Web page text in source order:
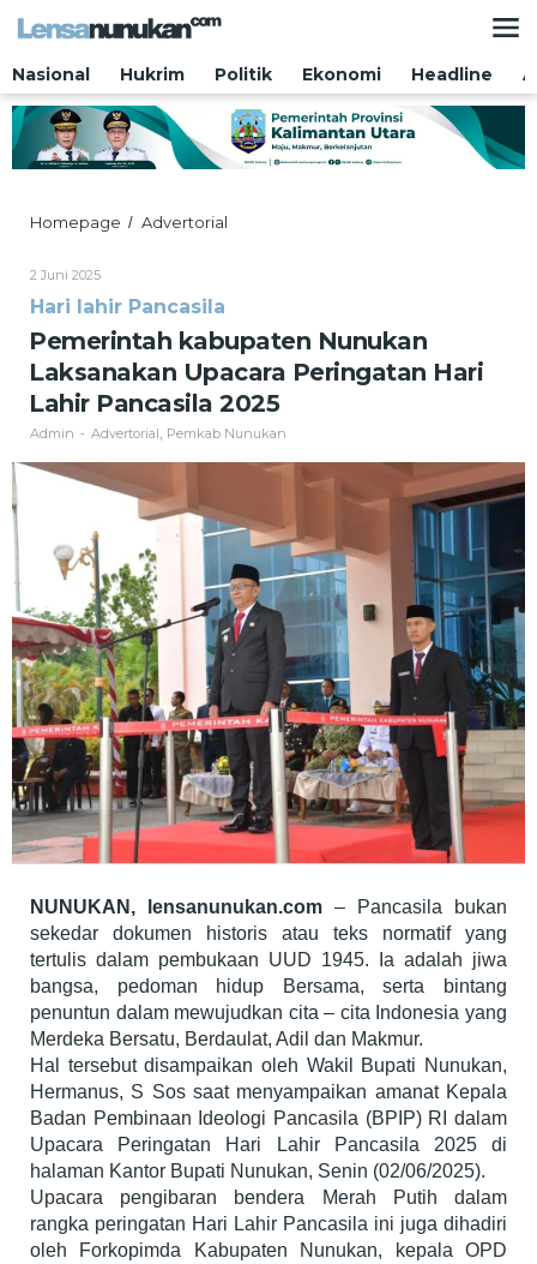
Nasional
Hukrim Politik Ekonomi Headline
Homepage / Advertorial
Hari
Lahir
Pancasila
2025
2 Juni 2025Oleh
Hari lahir Pancasila
Pemerintah kabupaten Nunukan
Laksanakan Upacara Peringatan Hari
Lahir Pancasila 2025
Admin - Advertorial Pemkab Nunukan
NUNUKAN, lensanunukan.com – Pancasila bukan
sekedar dokumen historis atau teks normatif yang
tertulis dalam pembukaan UUD 1945. Ia adalah jiwa
bangsa, pedoman hidup Bersama, serta bintang
penuntun dalam mewujudkan cita – cita Indonesia yang
Merdeka Bersatu, Berdaulat, Adil dan Makmur.
Hal tersebut disampaikan oleh Wakil Bupati Nunukan,
Hermanus, S Sos saat menyampaikan amanat Kepala
Badan Pembinaan Ideologi Pancasila (BPIP) RI dalam
Upacara Peringatan Hari Lahir Pancasila 2025 di
halaman Kantor Bupati Nunukan, Senin (02/06/2025).
Upacara pengibaran bendera Merah Putih dalam
rangka peringatan Hari Lahir Pancasila ini juga dihadiri
oleh Forkopimda Kabupaten Nunukan, kepala OPD